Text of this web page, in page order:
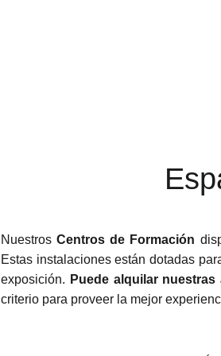
NuestrosCentros de Formación
Estas instalaciones están dotadas
exposición. Puede alquilar
criterio para proveer la mejor